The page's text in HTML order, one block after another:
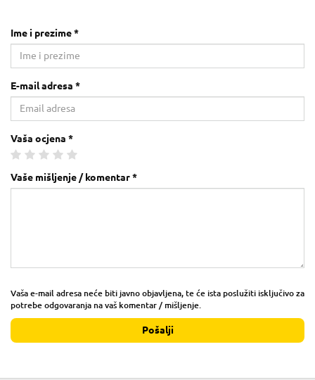
Ime i prezime *
E-mail adresa *
Vaša ocjena *
Vaše mišljenje / komentar *
Vaša e-mail adresa neće biti javno objavljena, te će ista poslužiti isključivo za
potrebe odgovaranja na vaš komentar / mišljenje.
Pošalji